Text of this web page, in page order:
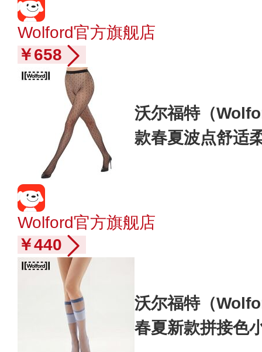
Wolford官方旗舰店
￥658
沃尔福特（
款春夏波点舒适
Wolford官方旗舰店
￥440
沃尔福特（
春夏新款拼接色